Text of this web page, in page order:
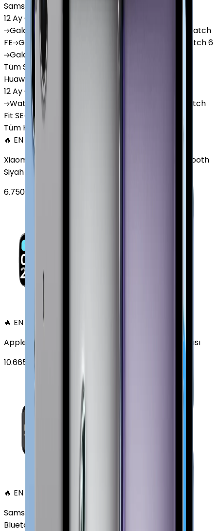
Samsung Watch
12 Ay Garanti
Galaxy Watch 7 Watch Ultra
Watch
FE Galaxy Watch 4 Watch 5
Watch 6
Galaxy
Watch8
Tüm Samsung Watch'lar
Huawei Watch
12 Ay Garanti
Watch
GT 4
Watch
Fit SE
Watch
Tüm Huawei Watch'lar
🔥 EN ÇOK SATAN
Xiaomi Redmi Watch 3 Active Plastik 47mm Bluetooth
Siyah
6.750
🔥 EN ÇOK SATAN
Apple Watch SE Alüminyum 44mm GPS Gece yarısı
10.665
🔥 EN ÇOK SATAN
Samsung Galaxy Watch 7 Alüminyum 44 mm
Bluetooth Wi-Fi Yeşil